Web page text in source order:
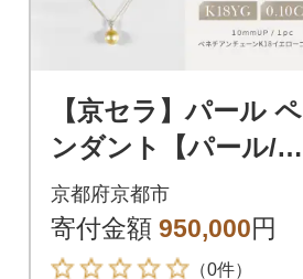
【京セラ】パール ペ
ンダント【パール/ダ
イヤモンド /K18/ネッ
クレス/白蝶真珠/オー
ロラ茶金】
京都府京都市
寄付金額 950,000円
（0件）